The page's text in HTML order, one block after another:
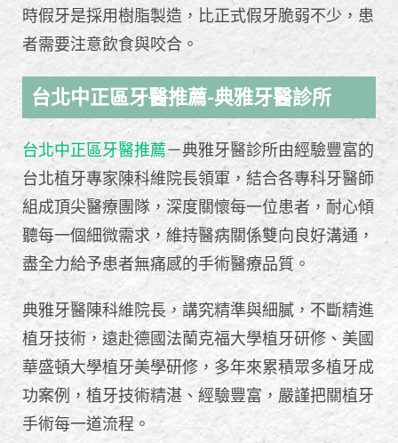
時假牙是採用樹脂製造，比正式假牙脆弱不少，患
者需要注意飲食與咬合。
台北中正區牙醫推薦-典雅牙醫診所
台北中正區牙醫推薦－典雅牙醫診所由經驗豐富的
台北植牙專家陳科維院長領軍，結合各專科牙醫師
組成頂尖醫療團隊，深度關懷每一位患者，耐心傾
聽每一個細微需求，維持醫病關係雙向良好溝通，
盡全力給予患者無痛感的手術醫療品質。
典雅牙醫陳科維院長，講究精準與細膩，不斷精進
植牙技術，遠赴德國法蘭克福大學植牙研修、美國
華盛頓大學植牙美學研修，多年來累積眾多植牙成
功案例，植牙技術精湛、經驗豐富，嚴謹把關植牙
手術每一道流程。